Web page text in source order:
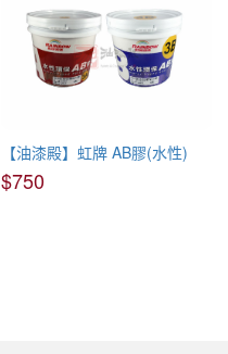
【油漆殿】虹牌 AB膠(水性)
$750